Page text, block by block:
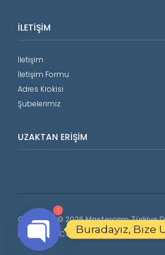
İLETIŞIM
İletişim
İletişim Formu
Adres Krokisi
Şubelerimiz
UZAKTAN ERIŞIM
Copyright © 2026 Mastercam Türkiye
Makinalar | COORD3 CMM. All Rights
Buradayız, Bize
1